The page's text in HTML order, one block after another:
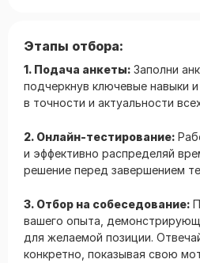
Этапы отбора:
1. Подача анкеты: Заполни
подчеркнув ключевые навыки
в точности и актуальности
2. Онлайн-тестирование:
и эффективно распределяй
решение перед завершением
3. Отбор на собеседование:
вашего опыта,
для желаемой позиции.
конкретно, показывая свою